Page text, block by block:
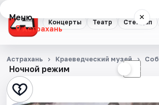
Концерты Театр Стендап
Меню ×
Астрахань
Концерты
Театр
Стендап
Ночной режим ☾
Астрахань Краеведческий музей